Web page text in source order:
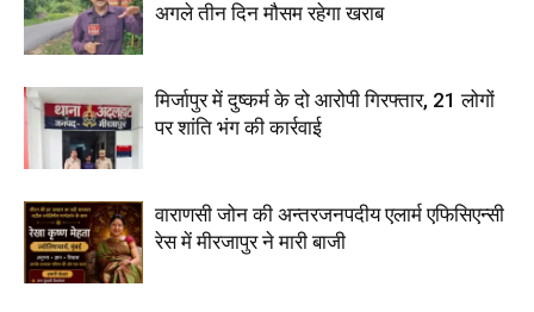
अगले तीन दिन मौसम रहेगा खराब
मिर्जापुर में दुष्कर्म के दो आरोपी गिरफ्तार, 21 लोगों
पर शांति भंग की कार्रवाई
वाराणसी जोन की अन्तरजनपदीय एलार्म एफिसिएन्सी
रेस में मीरजापुर ने मारी बाजी